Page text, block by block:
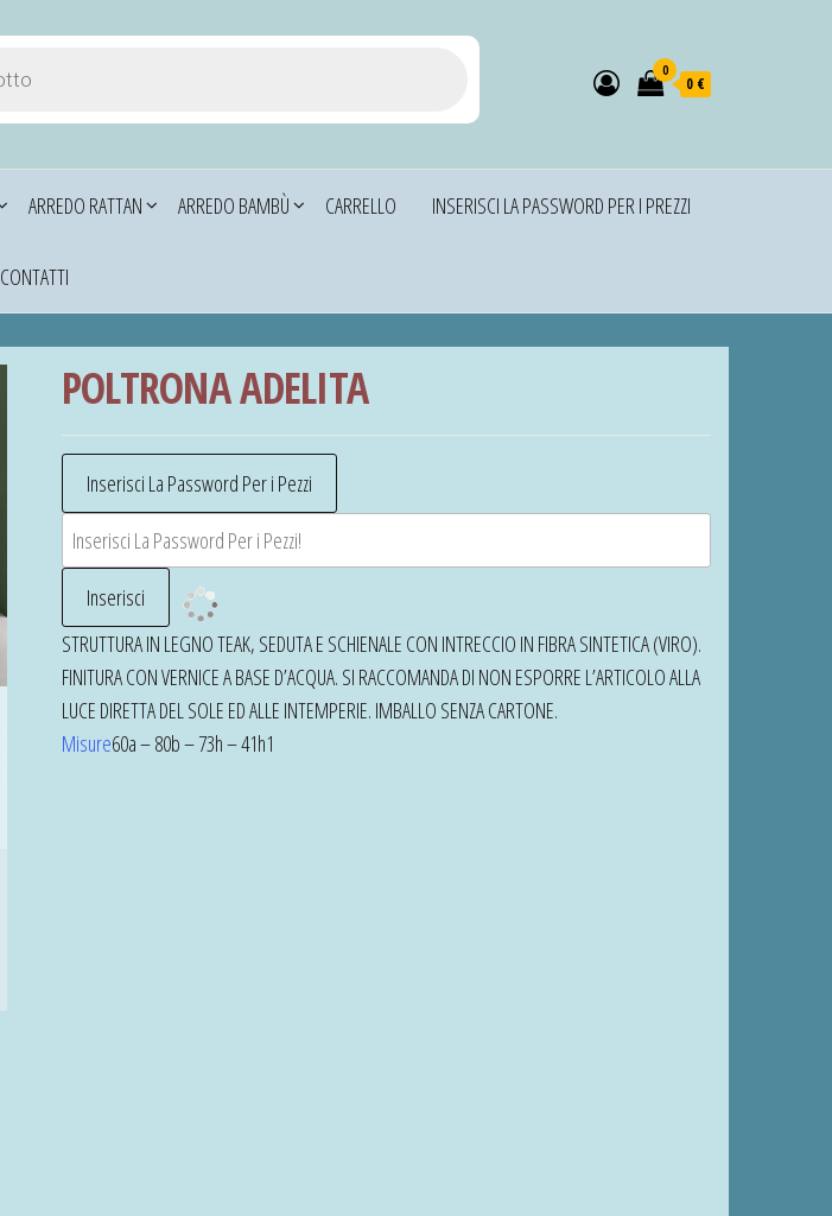
0
0 €
ARREDO RATTAN ARREDO BAMBÙ CARRELLO INSERISCI LA PASSWORD PER I PREZZI
CONTATTI
POLTRONA ADELITA
STRUTTURA IN LEGNO TEAK, SEDUTA E SCHIENALE CON INTRECCIO IN FIBRA SINTETICA (VIRO).
FINITURA CON VERNICE A BASE D’ACQUA. SI RACCOMANDA DI NON ESPORRE L’ARTICOLO ALLA
LUCE DIRETTA DEL SOLE ED ALLE INTEMPERIE. IMBALLO SENZA CARTONE.
Misure60a – 80b – 73h – 41h1